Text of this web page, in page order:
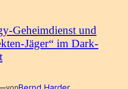
Geheimdienst und
Jäger“ im Dark-